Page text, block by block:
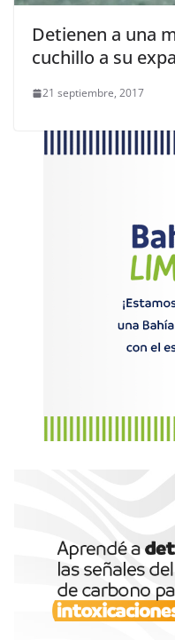
Detienen a una
cuchillo a su
21 septiembre, 2017